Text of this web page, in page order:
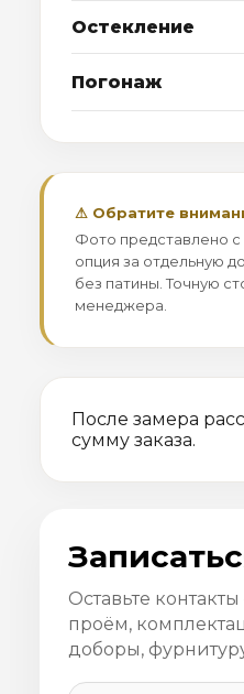
Остекление
Погонаж
⚠ Обратите
Фото представлено
опция за отдельную
без патины. Точную
менеджера.
После замера
сумму заказа.
Оставьте
проём,
доборы,